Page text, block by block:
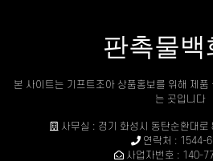
판촉물백
본 사이트는 기프트조아 상품홍보를 위해 제
는 곳입니다
사무실 : 경기 화성시 동탄순환대
연락처 : 1544-
사업자번호 : 140-